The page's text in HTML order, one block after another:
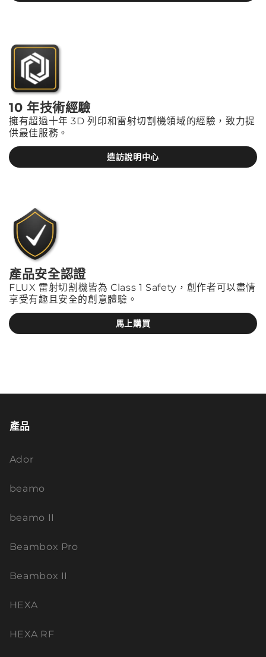
10 年技術經驗
擁有超過十年 3D 列印和雷射切割機領域的經驗，致力提
供最佳服務。
造訪說明中心
產品安全認證
FLUX 雷射切割機皆為 Class 1 Safety，創作者可以盡情
享受有趣且安全的創意體驗。
馬上購買
產品
Ador
beamo
beamo II
Beambox Pro
Beambox II
HEXA
HEXA RF